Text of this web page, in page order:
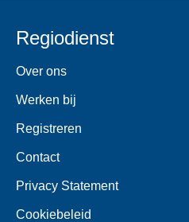
Regiodienst
Over ons
Werken bij
Registreren
Contact
Privacy Statement
Cookiebeleid